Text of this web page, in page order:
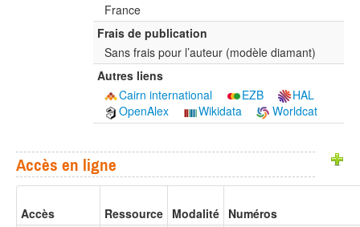
France
Frais de publication
Sans frais pour l’auteur (modèle diamant)
Autres liens
Cairn international
EZB
HAL
OpenAlex
Wikidata Worldcat
Accès en ligne
Accès Ressource Modalité Numéros